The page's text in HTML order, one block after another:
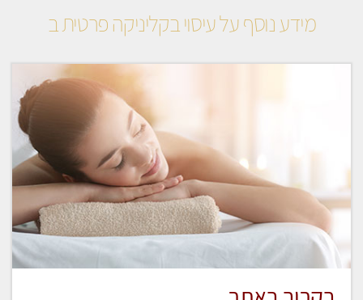
מידע נוסף על עיסוי בקליניקה פרטית ב